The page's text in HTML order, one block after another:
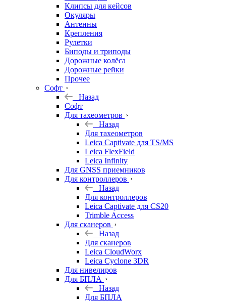
Клипсы для кейсов
Окуляры
Антенны
Крепления
Рулетки
Биподы и триподы
Дорожные колёса
Дорожные рейки
Прочее
Софт
Назад
Софт
Для тахеометров
Назад
Для тахеометров
Leica Captivate для TS/MS
Leica FlexField
Leica Infinity
Для GNSS приемников
Для контроллеров
Назад
Для контроллеров
Leica Captivate для CS20
Trimble Access
Для сканеров
Назад
Для сканеров
Leica CloudWorx
Leica Cyclone 3DR
Для нивелиров
Для БПЛА
Назад
Для БПЛА